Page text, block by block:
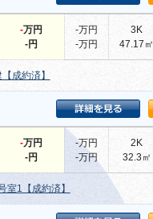
-万円
-円
-万円
-万円
3K
47.17㎡
成約済】
-万円
-円
-万円
-万円
2K
32.3㎡
1【成約済】